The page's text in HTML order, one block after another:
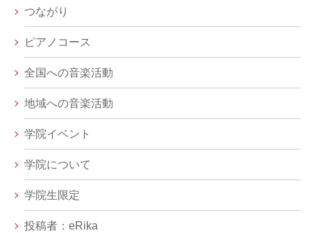
つながり
ピアノコース
全国への音楽活動
地域への音楽活動
学院イベント
学院について
学院生限定
投稿者：eRika